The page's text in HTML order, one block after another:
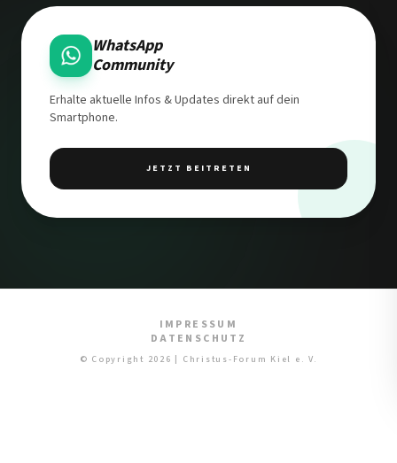
WhatsApp
Community
Erhalte aktuelle Infos & Updates direkt auf dein
Smartphone.
JETZT BEITRETEN
IMPRESSUM
DATENSCHUTZ
© Copyright 2026 | Christus-Forum Kiel e. V.